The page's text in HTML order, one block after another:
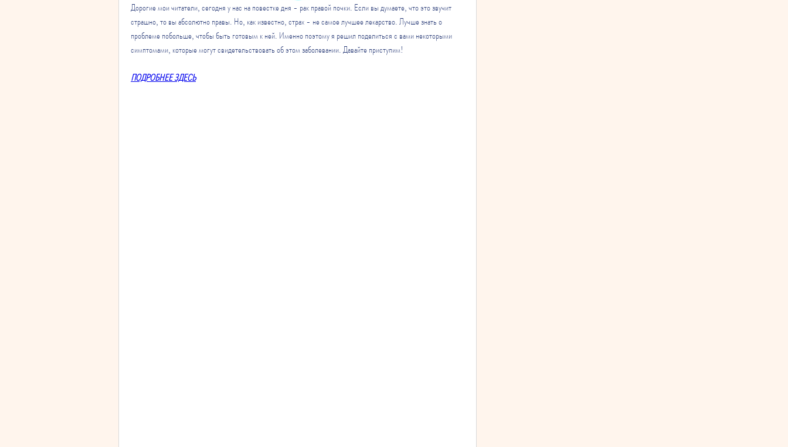
Дорогие мои читатели, сегодня у нас на повестке дня - рак правой почки. Если вы думаете, что это звучит
страшно, то вы абсолютно правы. Но, как известно, страх - не самое лучшее лекарство. Лучше знать о
проблеме побольше, чтобы быть готовым к ней. Именно поэтому я решил поделиться с вами некоторыми
симптомами, которые могут свидетельствовать об этом заболевании. Давайте приступим!
ПОДРОБНЕЕ ЗДЕСЬ